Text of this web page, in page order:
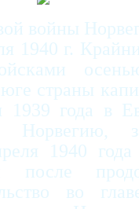
войны
1940 г.
страны
1939 года в
Норвегию,
1940 года
во